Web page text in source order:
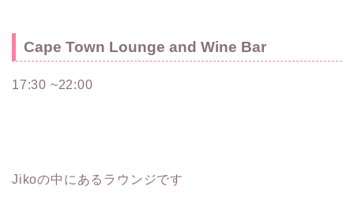
Cape Town Lounge and Wine Bar
17:30 ~22:00
Jikoの中にあるラウンジです